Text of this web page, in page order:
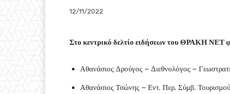
12/11/2022
Στο κεντρικό δελτίο ειδήσεων του ΘΡΑΚΗ ΝΕΤ
Αθανάσιος Δρούγος – Διεθνολόγος –
Αθανάσιος Τσώνης – Εντ. Περ. Σύμβ.